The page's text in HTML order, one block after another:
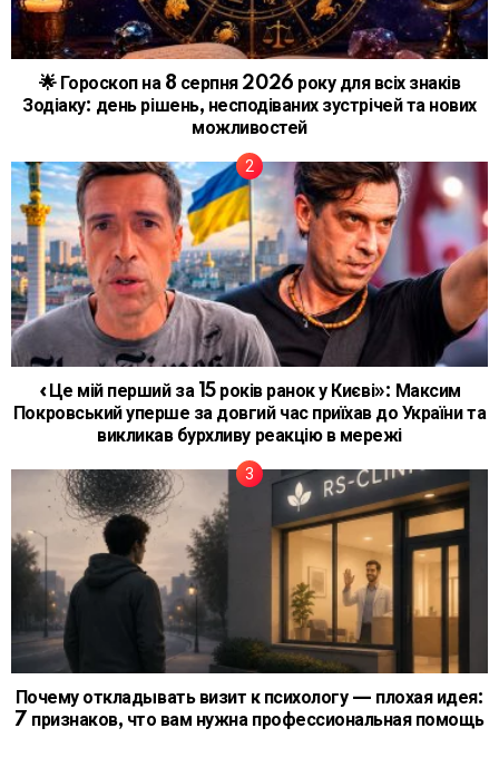
🌟 Гороскоп на 8 серпня 2026 року для всіх знаків
Зодіаку: день рішень, несподіваних зустрічей та нових
можливостей
«Це мій перший за 15 років ранок у Києві»: Максим
Покровський уперше за довгий час приїхав до України та
викликав бурхливу реакцію в мережі
Почему откладывать визит к психологу — плохая идея:
7 признаков, что вам нужна профессиональная помощь